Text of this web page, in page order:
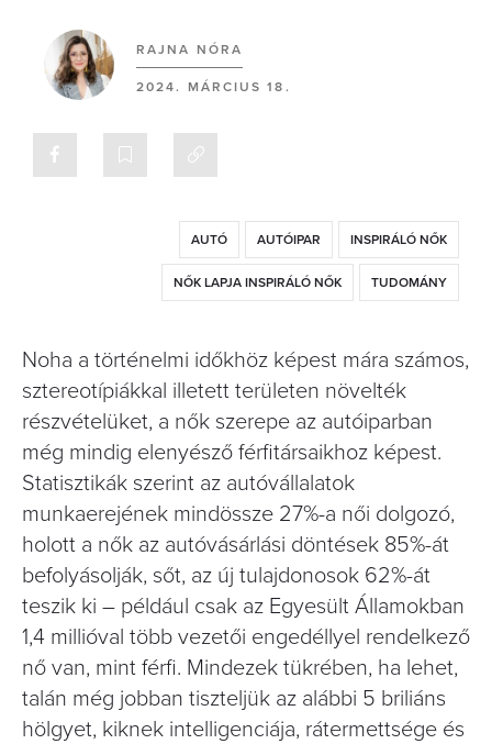
RAJNA NÓRA
2024. MÁRCIUS 18.
AUTÓ AUTÓIPAR INSPIRÁLÓ NŐK
NŐK LAPJA INSPIRÁLÓ NŐK TUDOMÁNY
Noha a történelmi időkhöz képest mára számos,
sztereotípiákkal illetett területen növelték
részvételüket, a nők szerepe az autóiparban
még mindig elenyésző férfitársaikhoz képest.
Statisztikák szerint az autóvállalatok
munkaerejének mindössze 27%-a női dolgozó,
holott a nők az autóvásárlási döntések 85%-át
befolyásolják, sőt, az új tulajdonosok 62%-át
teszik ki – például csak az Egyesült Államokban
1,4 millióval több vezetői engedéllyel rendelkező
nő van, mint férfi. Mindezek tükrében, ha lehet,
talán még jobban tiszteljük az alábbi 5 briliáns
hölgyet, kiknek intelligenciája, rátermettsége és